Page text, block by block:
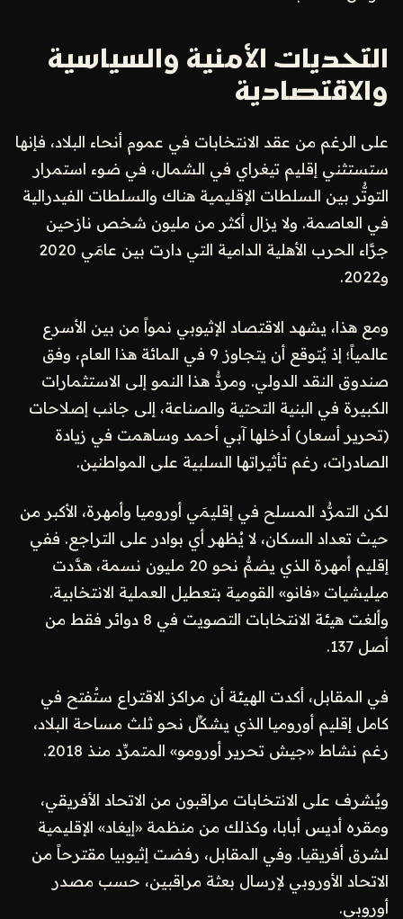
التحديات الأمنية والسياسية
والاقتصادية
على الرغم من عقد الانتخابات في عموم أنحاء البلاد، فإنها
ستستثني إقليم تيغراي في الشمال، في ضوء استمرار
التوتُّر بين السلطات الإقليمية هناك والسلطات الفيدرالية
في العاصمة. ولا يزال أكثر من مليون شخص نازحين
جرَّاء الحرب الأهلية الدامية التي دارت بين عامَي 2020
و2022.
ومع هذا، يشهد الاقتصاد الإثيوبي نمواً من بين الأسرع
عالمياً؛ إذ يُتوقع أن يتجاوز 9 في المائة هذا العام، وفق
صندوق النقد الدولي. ومردُّ هذا النمو إلى الاستثمارات
الكبيرة في البنية التحتية والصناعة، إلى جانب إصلاحات
(تحرير أسعار) أدخلها آبي أحمد وساهمت في زيادة
الصادرات، رغم تأثيراتها السلبية على المواطنين.
لكن التمرُّد المسلح في إقليمَي أوروميا وأمهرة، الأكبر من
حيث تعداد السكان، لا يُظهر أي بوادر على التراجع. ففي
إقليم أمهرة الذي يضمُّ نحو 20 مليون نسمة، هدَّدت
ميليشيات «فانو» القومية بتعطيل العملية الانتخابية.
وألغت هيئة الانتخابات التصويت في 8 دوائر فقط من
أصل 137.
في المقابل، أكدت الهيئة أن مراكز الاقتراع ستُفتح في
كامل إقليم أوروميا الذي يشكِّل نحو ثلث مساحة البلاد،
رغم نشاط «جيش تحرير أورومو» المتمرِّد منذ 2018.
ويُشرف على الانتخابات مراقبون من الاتحاد الأفريقي،
ومقره أديس أبابا، وكذلك من منظمة «إيغاد» الإقليمية
لشرق أفريقيا. وفي المقابل، رفضت إثيوبيا مقترحاً من
الاتحاد الأوروبي لإرسال بعثة مراقبين، حسب مصدر
أوروبي.